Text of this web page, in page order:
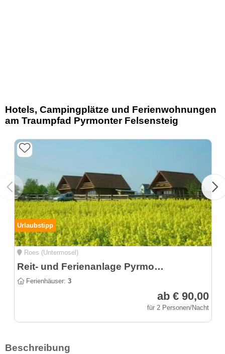
Hotels, Campingplätze und Ferienwohnungen
am Traumpfad Pyrmonter Felsensteig
Urlaubstipp
Roes (Untermosel)
Reit- und Ferienanlage Pyrmonter Hof, Tamara Müller
Ferienhäuser: 3
ab € 90,00
für 2 Personen/Nacht
Beschreibung